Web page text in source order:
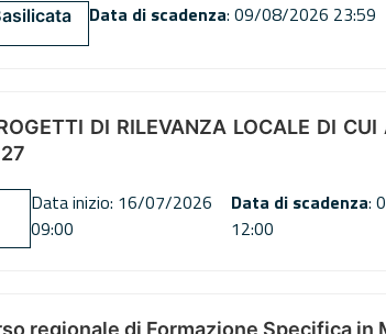
Data di scadenza: 09/08/2026 23:59
DI RILEVANZA LOCALE DI
Data inizio: 16/07/2026
09:00
Data di scadenza:
12:00
regionale di Formazione Specifica